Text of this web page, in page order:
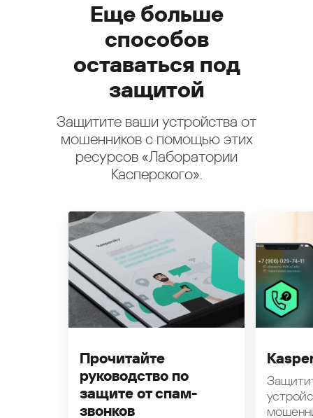
Еще больше
способов
оставаться под
защитой
Защитите ваши устройства от
мошенников с помощью этих
ресурсов «Лаборатории
Касперского».
Прочитайте
руководство по
защите от спам-
звонков